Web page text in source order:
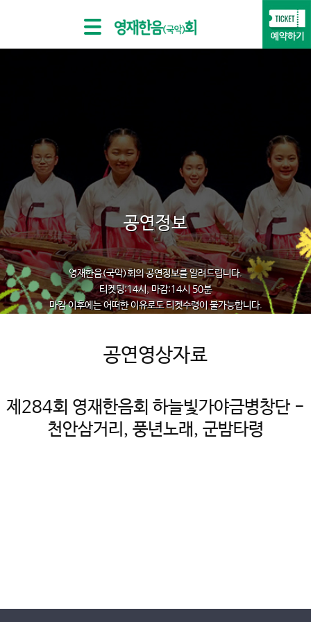
공연정보
영재한음(국악)회의 공연정보를 알려드립니다.
티켓팅:14시, 마감:14시 50분
마감 이후에는 어떠한 이유로도 티켓수령이 불가능합니다.
공연영상자료
제284회 영재한음회 하늘빛가야금병창단 -
천안삼거리, 풍년노래, 군밤타령